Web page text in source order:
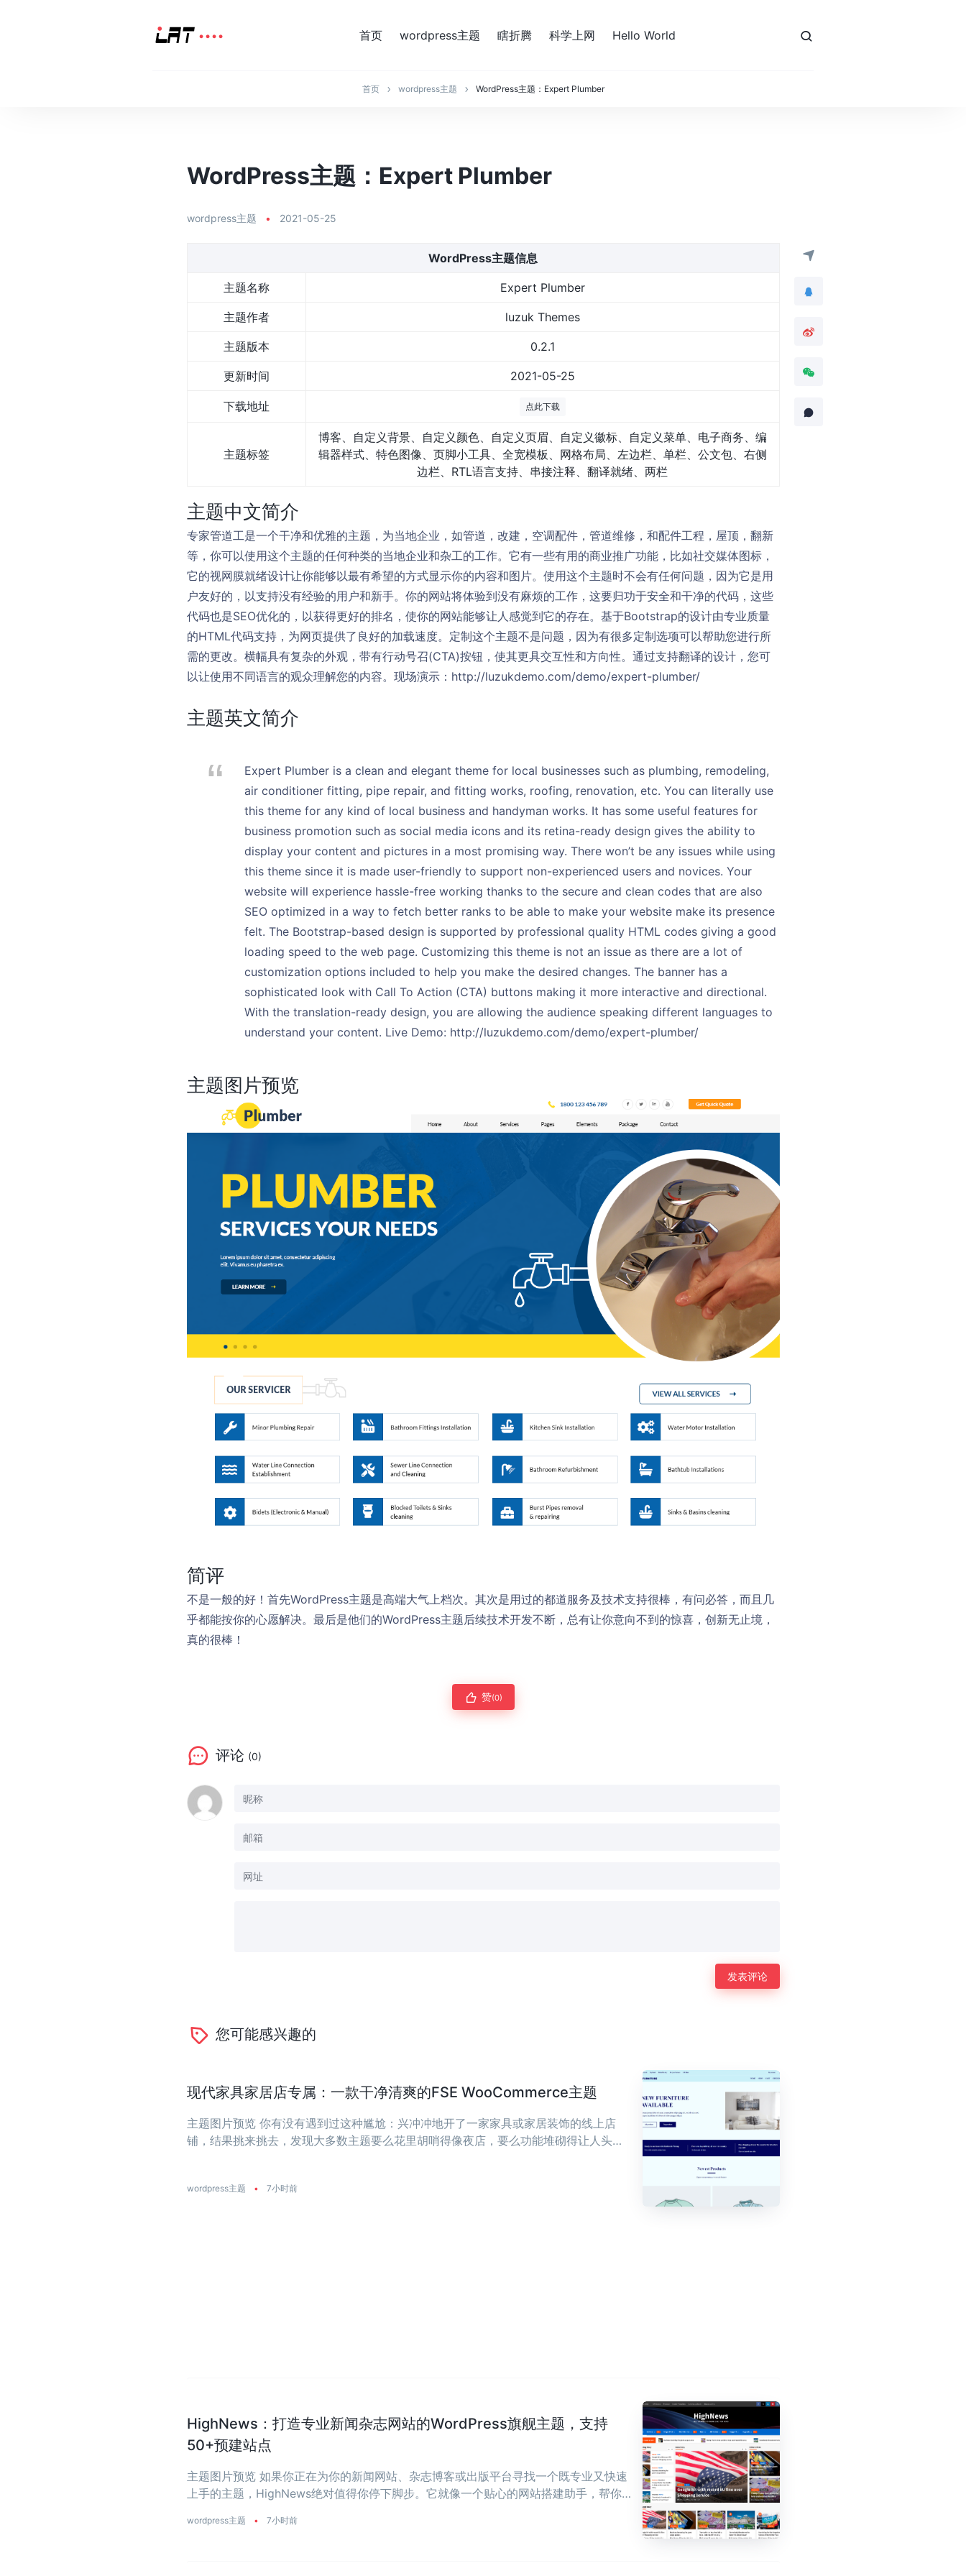
首页 wordpress主题 瞎折腾 科学上网 Hello World
首页 wordpress主题 WordPress主题：Expert Plumber
WordPress主题：Expert Plumber
wordpress主题 • 2021-05-25
WordPress主题信息
主题名称 Expert Plumber
主题作者 luzuk Themes
主题版本 0.2.1
更新时间 2021-05-25
下载地址 点此下载
主题标签
博客、自定义背景、自定义颜色、自定义页眉、自定义徽标、自定义菜单、电子商务、编
辑器样式、特色图像、页脚小工具、全宽模板、网格布局、左边栏、单栏、公文包、右侧
边栏、RTL语言支持、串接注释、翻译就绪、两栏
主题中文简介
专家管道工是一个干净和优雅的主题，为当地企业，如管道，改建，空调配件，管道维修，和配件工程，屋顶，翻新
等，你可以使用这个主题的任何种类的当地企业和杂工的工作。它有一些有用的商业推广功能，比如社交媒体图标，
它的视网膜就绪设计让你能够以最有希望的方式显示你的内容和图片。使用这个主题时不会有任何问题，因为它是用
户友好的，以支持没有经验的用户和新手。你的网站将体验到没有麻烦的工作，这要归功于安全和干净的代码，这些
代码也是SEO优化的，以获得更好的排名，使你的网站能够让人感觉到它的存在。基于Bootstrap的设计由专业质量
的HTML代码支持，为网页提供了良好的加载速度。定制这个主题不是问题，因为有很多定制选项可以帮助您进行所
需的更改。横幅具有复杂的外观，带有行动号召(CTA)按钮，使其更具交互性和方向性。通过支持翻译的设计，您可
以让使用不同语言的观众理解您的内容。现场演示：http://luzukdemo.com/demo/expert-plumber/
主题英文简介
Expert Plumber is a clean and elegant theme for local businesses such as plumbing, remodeling,
air conditioner fitting, pipe repair, and fitting works, roofing, renovation, etc. You can literally use
this theme for any kind of local business and handyman works. It has some useful features for
business promotion such as social media icons and its retina-ready design gives the ability to
display your content and pictures in a most promising way. There won’t be any issues while using
this theme since it is made user-friendly to support non-experienced users and novices. Your
website will experience hassle-free working thanks to the secure and clean codes that are also
SEO optimized in a way to fetch better ranks to be able to make your website make its presence
felt. The Bootstrap-based design is supported by professional quality HTML codes giving a good
loading speed to the web page. Customizing this theme is not an issue as there are a lot of
customization options included to help you make the desired changes. The banner has a
sophisticated look with Call To Action (CTA) buttons making it more interactive and directional.
With the translation-ready design, you are allowing the audience speaking different languages to
understand your content. Live Demo: http://luzukdemo.com/demo/expert-plumber/
主题图片预览
简评
不是一般的好！首先WordPress主题是高端大气上档次。其次是用过的都道服务及技术支持很棒，有问必答，而且几
乎都能按你的心愿解决。最后是他们的WordPress主题后续技术开发不断，总有让你意向不到的惊喜，创新无止境，
真的很棒！
赞(0)
评论 (0)
您可能感兴趣的
现代家具家居店专属：一款干净清爽的FSE WooCommerce主题
主题图片预览 你有没有遇到过这种尴尬：兴冲冲地开了一家家具或家居装饰的线上店
铺，结果挑来挑去，发现大多数主题要么花里胡哨得像夜店，要么功能堆砌得让人头
wordpress主题 • 7小时前
HighNews：打造专业新闻杂志网站的WordPress旗舰主题，支持
50+预建站点
主题图片预览 如果你正在为你的新闻网站、杂志博客或出版平台寻找一个既专业又快速
上手的主题，HighNews绝对值得你停下脚步。它就像一个贴心的网站搭建助手，帮你
wordpress主题 • 7小时前